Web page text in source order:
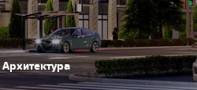
Архитектура